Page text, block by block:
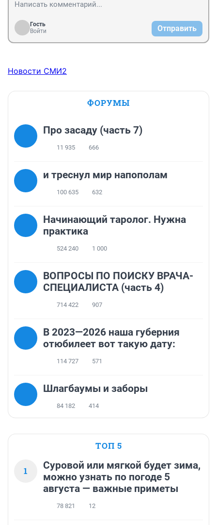
Гость
Войти
Отправить
Новости СМИ2
ФОРУМЫ
Про засаду (часть 7)
11 935 666
и треснул мир напополам
100 635 632
Начинающий таролог. Нужна
практика
524 240 1 000
ВОПРОСЫ ПО ПОИСКУ ВРАЧА-
СПЕЦИАЛИСТА (часть 4)
714 422 907
В 2023—2026 наша губерния
отюбилеет вот такую дату:
114 727 571
Шлагбаумы и заборы
84 182 414
ТОП 5
1
Суровой или мягкой будет зима,
можно узнать по погоде 5
августа — важные приметы
78 821 12